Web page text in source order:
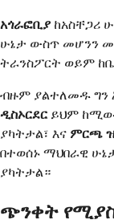
አጎራፎቢያ ከአስቸጋሪ
ሁኔታ ውስጥ መሆንን
ትራንስፖርት ወይም
ብዙም ያልተለመዱ ግን
ዲስኦርደር ይህም
ያካትታል፣ እና ምርጫ
በተወሰኑ ማህበራዊ
ያካትታል።
ጭንቀት